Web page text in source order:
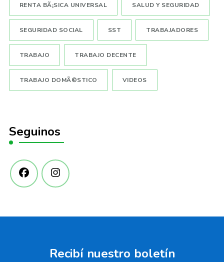
RENTA BÃ¡SICA UNIVERSAL SALUD Y SEGURIDAD
SEGURIDAD SOCIAL SST TRABAJADORES
TRABAJO TRABAJO DECENTE
TRABAJO DOMÃ©STICO VIDEOS
Seguinos
Recibí­ nuestro boletí­n